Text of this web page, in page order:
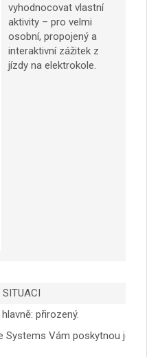
vyhodnocovat vlastní
aktivity – pro velmi
osobní, propojený a
interaktivní zážitek z
jízdy na elektrokole.
SITUACI
přirozený.
Systems Vám poskytnou